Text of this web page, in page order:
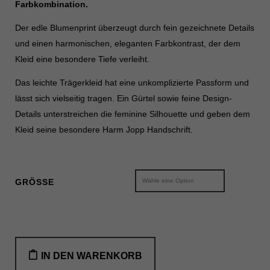
Farbkombination.
Der edle Blumenprint überzeugt durch fein gezeichnete Details
und einen harmonischen, eleganten Farbkontrast, der dem
Kleid eine besondere Tiefe verleiht.
Das leichte Trägerkleid hat eine unkomplizierte Passform und
lässt sich vielseitig tragen. Ein Gürtel sowie feine Design-
Details unterstreichen die feminine Silhouette und geben dem
Kleid seine besondere Harm Jopp Handschrift.
GRÖSSE
und
IN DEN WARENKORB
Datenschutzeinstellungen
Essenzielle Cookies ermöglichen grundlegende Funktionen und sind für
Statistiken (1)
Statistik Cookies erfassen Informationen anonym. Diese Informationen
helfen uns zu verstehen, wie unsere Besucher unsere Website nutzen.
Marketing-Cookies werden von Drittanbietern oder Publishern verwendet,
Externe Medien (7)